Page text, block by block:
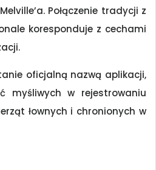
Połączenie tradycji z
koresponduje z cechami
oficjalną nazwą aplikacji,
myśliwych w rejestrowaniu
łownych i chronionych w